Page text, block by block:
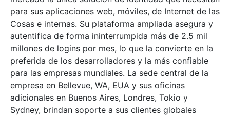
para sus aplicaciones web, móviles, de Internet de las
Cosas e internas. Su plataforma ampliada asegura y
autentifica de forma ininterrumpida más de 2.5 mil
millones de logins por mes, lo que la convierte en la
preferida de los desarrolladores y la más confiable
para las empresas mundiales. La sede central de la
empresa en Bellevue, WA, EUA y sus oficinas
adicionales en Buenos Aires, Londres, Tokio y
Sydney, brindan soporte a sus clientes globales